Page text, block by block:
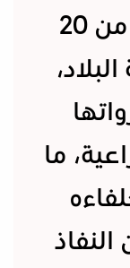
والسيطرة على أكثر من 20
ما
النفاذ